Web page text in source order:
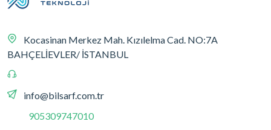
Kocasinan Merkez Mah. Kızılelma Cad. NO:7A
BAHÇELİEVLER/ İSTANBUL
info@bilsarf.com.tr
905309747010